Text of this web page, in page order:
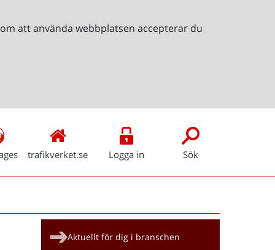
att använda webbplatsen accepterar du
trafikverket.se Logga in Sök
Aktuellt för dig i branschen